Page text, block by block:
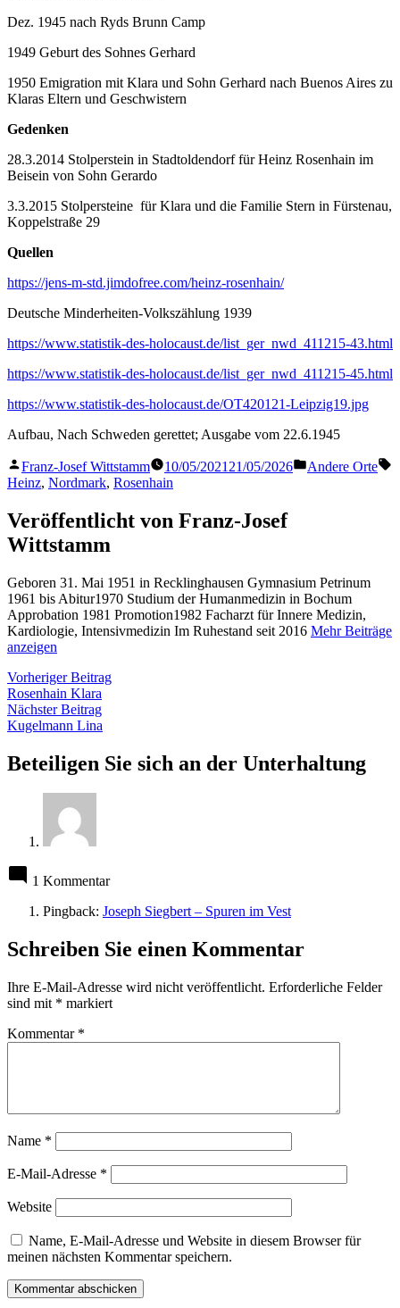
Dez. 1945 nach Ryds Brunn Camp
1949 Geburt des Sohnes Gerhard
1950 Emigration mit Klara und Sohn Gerhard nach Buenos Aires zu
Klaras Eltern und Geschwistern
Gedenken
28.3.2014 Stolperstein in Stadtoldendorf für Heinz Rosenhain im
Beisein von Sohn Gerardo
3.3.2015 Stolpersteine für Klara und die Familie Stern in Fürstenau,
Koppelstraße 29
Quellen
https://jens-m-std.jimdofree.com/heinz-rosenhain/
Deutsche Minderheiten-Volkszählung 1939
https://www.statistik-des-holocaust.de/list_ger_nwd_411215-43.html
https://www.statistik-des-holocaust.de/list_ger_nwd_411215-45.html
https://www.statistik-des-holocaust.de/OT420121-Leipzig19.jpg
Aufbau, Nach Schweden gerettet; Ausgabe vom 22.6.1945
Veröffentlicht
von
Franz-Josef Wittstamm 10/05/2021 21/05/2026
Veröffentlicht
Andere Orte
Heinz, Nordmark, Rosenhain
Veröffentlicht von Franz-Josef
Wittstamm
Geboren 31. Mai 1951 in Recklinghausen Gymnasium Petrinum
1961 bis Abitur1970 Studium der Humanmedizin in Bochum
Approbation 1981 Promotion1982 Facharzt für Innere Medizin,
Kardiologie, Intensivmedizin Im Ruhestand seit 2016 Mehr Beiträge
anzeigen
Beitragsnavigation
Vorheriger BeitragVorheriger
Rosenhain Klara
Nächster BeitragNächster
Beitrag:
Kugelmann Lina
Beteiligen Sie sich an der Unterhaltung
1 Kommentar
Pingback: Joseph Siegbert – Spuren im Vest
Schreiben Sie einen Kommentar
Ihre E-Mail-Adresse wird nicht veröffentlicht. Erforderliche Felder
sind mit * markiert
Kommentar *
Name *
E-Mail-Adresse *
Website
Name, E-Mail-Adresse und Website in diesem Browser für
meinen nächsten Kommentar speichern.